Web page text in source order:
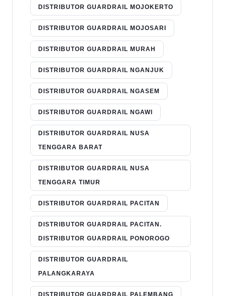
DISTRIBUTOR GUARDRAIL MOJOKERTO
DISTRIBUTOR GUARDRAIL MOJOSARI
DISTRIBUTOR GUARDRAIL MURAH
DISTRIBUTOR GUARDRAIL NGANJUK
DISTRIBUTOR GUARDRAIL NGASEM
DISTRIBUTOR GUARDRAIL NGAWI
DISTRIBUTOR GUARDRAIL NUSA
TENGGARA BARAT
DISTRIBUTOR GUARDRAIL NUSA
TENGGARA TIMUR
DISTRIBUTOR GUARDRAIL PACITAN
DISTRIBUTOR GUARDRAIL PACITAN.
DISTRIBUTOR GUARDRAIL PONOROGO
DISTRIBUTOR GUARDRAIL
PALANGKARAYA
DISTRIBUTOR GUARDRAIL PALEMBANG